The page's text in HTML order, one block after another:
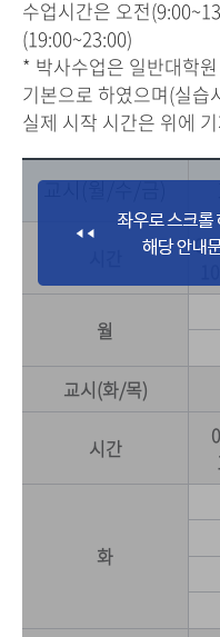
수업시간은 오전
(19:00~23:00)
* 박사수업은 일반대학
기본으로 하였으며(실습
실제 시작 시간은 위에
교시(월/수/금)
월
교시(화/목)
시간
화